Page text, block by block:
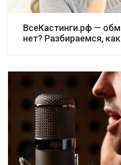
ВсеКастинги.рф —
нет? Разбираемся,